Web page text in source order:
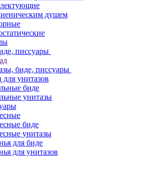
душем
писсуары
биде, писсуары
для унитазов
биде
унитазы
биде
унитазы
для биде
для унитазов